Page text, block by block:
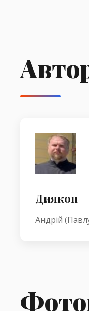
Диякон
Андрій